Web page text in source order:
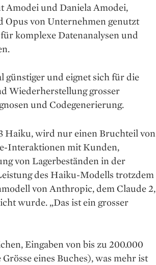
Amodei und Daniela Amodei,
von Unternehmen genutzt
komplexe Datenanalysen und
günstiger und eignet sich für die
Wiederherstellung grosser
und Codegenerierung.
Haiku, wird nur einen Bruchteil von
Interaktionen mit Kunden,
von Lagerbeständen in der
des Haiku-Modells trotzdem
von Anthropic, dem Claude 2,
wurde. „Das ist ein grosser
Eingaben von bis zu 200.000
eines Buches), was mehr ist